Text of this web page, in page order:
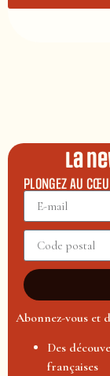
La
PLONGEZ AU
Abonnez-vous et
Des
françaises